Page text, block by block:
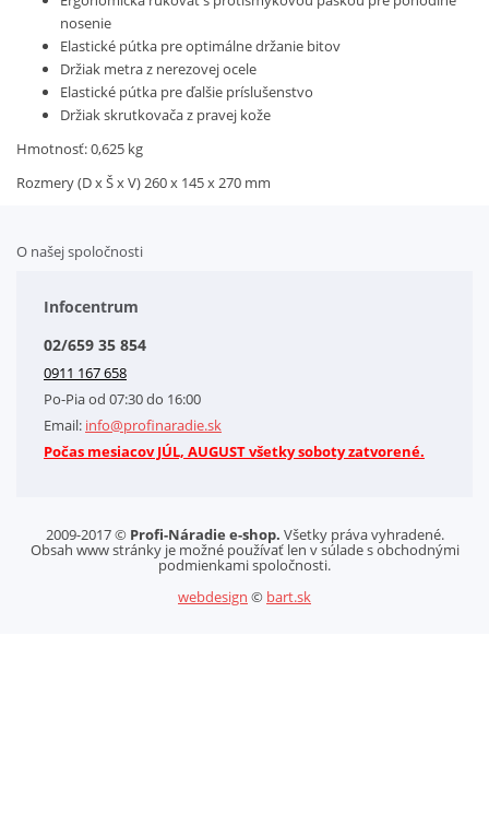
nosenie
Elastické pútka pre optimálne držanie bitov
Držiak metra z nerezovej ocele
Elastické pútka pre ďalšie príslušenstvo
Držiak skrutkovača z pravej kože
Hmotnosť: 0,625 kg
Rozmery (D x Š x V) 260 x 145 x 270 mm
O našej spoločnosti
Obchodné podmienky
Kontakt
Letáky na stiahnutie
GDPR-Informácie o spracovaní osobných údajov HQ Tools, spol. s r. o.
Cookies
Infocentrum
02/659 35 854
0911 167 658
Po-Pia od 07:30 do 16:00
Email: info@profinaradie.sk
Počas mesiacov JÚL, AUGUST všetky soboty zatvorené.
2009-2017 © Profi-Náradie e-shop. Všetky práva vyhradené.
Obsah www stránky je možné používať len v súlade s obchodnými
podmienkami spoločnosti.
webdesign © bart.sk